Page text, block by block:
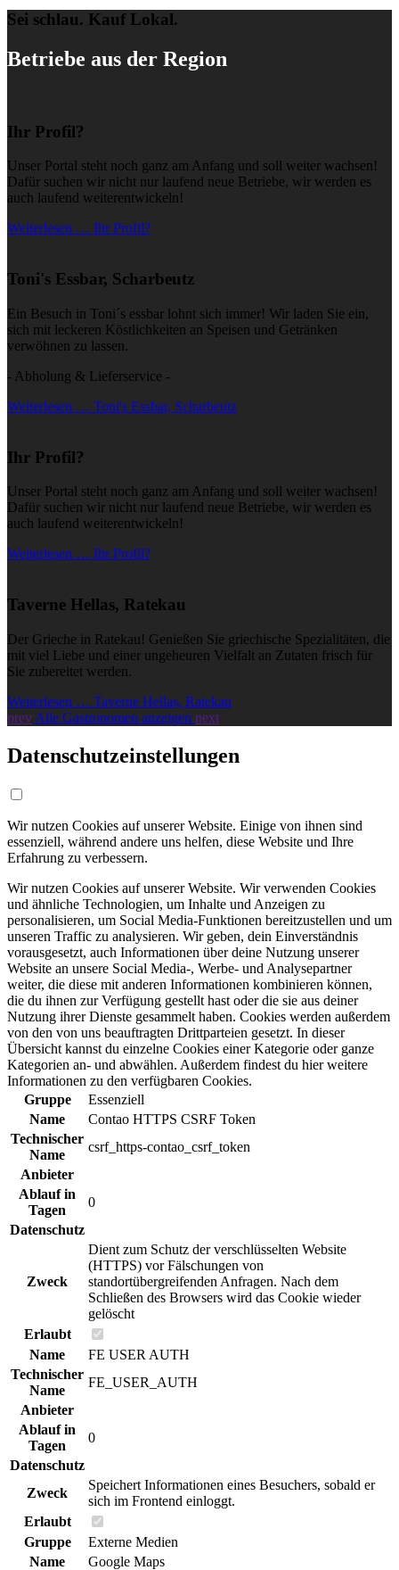
Sei schlau. Kauf Lokal.
Betriebe aus der Region
Ihr Profil?
Unser Portal steht noch ganz am Anfang und soll weiter wachsen!
Dafür suchen wir nicht nur laufend neue Betriebe, wir werden es
auch laufend weiterentwickeln!
Weiterlesen … Ihr Profil?
Toni's Essbar, Scharbeutz
Ein Besuch in Toni´s essbar lohnt sich immer! Wir laden Sie ein,
sich mit leckeren Köstlichkeiten an Speisen und Getränken
verwöhnen zu lassen.
- Abholung & Lieferservice -
Weiterlesen … Toni's Essbar, Scharbeutz
Ihr Profil?
Unser Portal steht noch ganz am Anfang und soll weiter wachsen!
Dafür suchen wir nicht nur laufend neue Betriebe, wir werden es
auch laufend weiterentwickeln!
Weiterlesen … Ihr Profil?
Taverne Hellas, Ratekau
Der Grieche in Ratekau! Genießen Sie griechische Spezialitäten, die
mit viel Liebe und einer ungeheuren Vielfalt an Zutaten frisch für
Sie zubereitet werden.
Weiterlesen … Taverne Hellas, Ratekau
prev Alle Gastronomen anzeigen next
Datenschutzeinstellungen
Wir nutzen Cookies auf unserer Website. Einige von ihnen sind
essenziell, während andere uns helfen, diese Website und Ihre
Erfahrung zu verbessern.
Wir nutzen Cookies auf unserer Website. Wir verwenden Cookies
und ähnliche Technologien, um Inhalte und Anzeigen zu
personalisieren, um Social Media-Funktionen bereitzustellen und um
unseren Traffic zu analysieren. Wir geben, dein Einverständnis
vorausgesetzt, auch Informationen über deine Nutzung unserer
Website an unsere Social Media-, Werbe- und Analysepartner
weiter, die diese mit anderen Informationen kombinieren können,
die du ihnen zur Verfügung gestellt hast oder die sie aus deiner
Nutzung ihrer Dienste gesammelt haben. Cookies werden außerdem
von den von uns beauftragten Drittparteien gesetzt. In dieser
Übersicht kannst du einzelne Cookies einer Kategorie oder ganze
Kategorien an- und abwählen. Außerdem findest du hier weitere
Informationen zu den verfügbaren Cookies.
Gruppe
Essenziell
Name
Contao HTTPS CSRF Token
Technischer
Name
csrf_https-contao_csrf_token
Anbieter
Ablauf in
Tagen
0
Datenschutz
Zweck
Dient zum Schutz der verschlüsselten Website
(HTTPS) vor Fälschungen von
standortübergreifenden Anfragen. Nach dem
Schließen des Browsers wird das Cookie wieder
gelöscht
Erlaubt
Name
FE USER AUTH
Technischer
Name
FE_USER_AUTH
Anbieter
Ablauf in
Tagen
0
Datenschutz
Zweck
Speichert Informationen eines Besuchers, sobald er
sich im Frontend einloggt.
Erlaubt
Gruppe
Externe Medien
Name
Google Maps